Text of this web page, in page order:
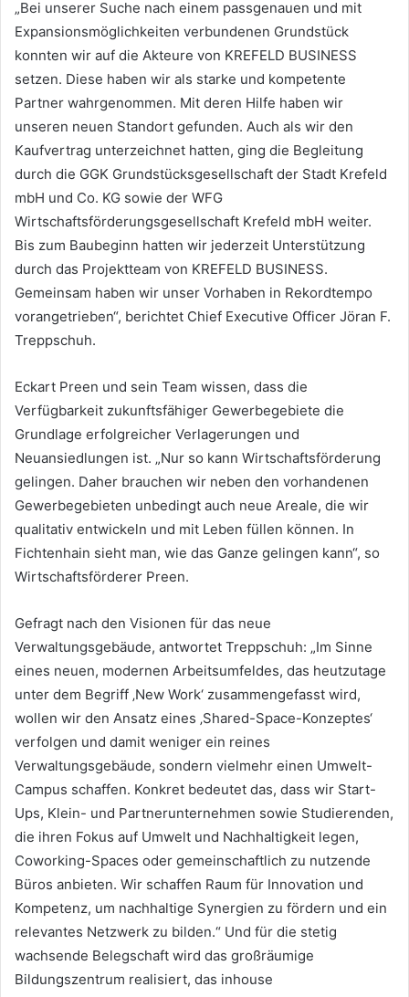
„Bei unserer Suche nach einem passgenauen und mit
Expansionsmöglichkeiten verbundenen Grundstück
konnten wir auf die Akteure von KREFELD BUSINESS
setzen. Diese haben wir als starke und kompetente
Partner wahrgenommen. Mit deren Hilfe haben wir
unseren neuen Standort gefunden. Auch als wir den
Kaufvertrag unterzeichnet hatten, ging die Begleitung
durch die GGK Grundstücksgesellschaft der Stadt Krefeld
mbH und Co. KG sowie der WFG
Wirtschaftsförderungsgesellschaft Krefeld mbH weiter.
Bis zum Baubeginn hatten wir jederzeit Unterstützung
durch das Projektteam von KREFELD BUSINESS.
Gemeinsam haben wir unser Vorhaben in Rekordtempo
vorangetrieben“, berichtet Chief Executive Officer Jöran F.
Treppschuh.
Eckart Preen und sein Team wissen, dass die
Verfügbarkeit zukunftsfähiger Gewerbegebiete die
Grundlage erfolgreicher Verlagerungen und
Neuansiedlungen ist. „Nur so kann Wirtschaftsförderung
gelingen. Daher brauchen wir neben den vorhandenen
Gewerbegebieten unbedingt auch neue Areale, die wir
qualitativ entwickeln und mit Leben füllen können. In
Fichtenhain sieht man, wie das Ganze gelingen kann“, so
Wirtschaftsförderer Preen.
Gefragt nach den Visionen für das neue
Verwaltungsgebäude, antwortet Treppschuh: „Im Sinne
eines neuen, modernen Arbeitsumfeldes, das heutzutage
unter dem Begriff ‚New Work‘ zusammengefasst wird,
wollen wir den Ansatz eines ‚Shared-Space-Konzeptes‘
verfolgen und damit weniger ein reines
Verwaltungsgebäude, sondern vielmehr einen Umwelt-
Campus schaffen. Konkret bedeutet das, dass wir Start-
Ups, Klein- und Partnerunternehmen sowie Studierenden,
die ihren Fokus auf Umwelt und Nachhaltigkeit legen,
Coworking-Spaces oder gemeinschaftlich zu nutzende
Büros anbieten. Wir schaffen Raum für Innovation und
Kompetenz, um nachhaltige Synergien zu fördern und ein
relevantes Netzwerk zu bilden.“ Und für die stetig
wachsende Belegschaft wird das großräumige
Bildungszentrum realisiert, das inhouse